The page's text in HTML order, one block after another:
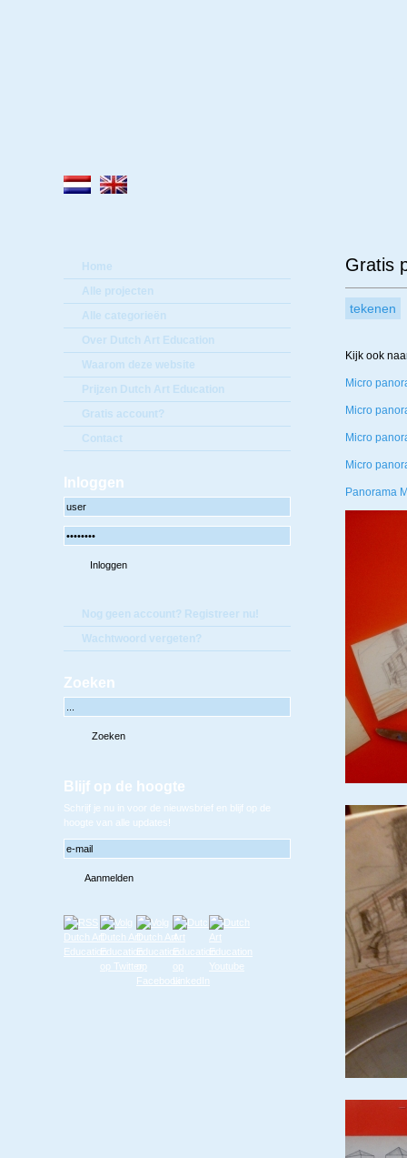
Home
Alle projecten
Alle categorieën
Over Dutch Art Education
Waarom deze website
Prijzen Dutch Art Education
Gratis account?
Contact
Inloggen
Nog geen account? Registreer nu!
Wachtwoord vergeten?
Zoeken
Blijf op de hoogte
Schrijf je nu in voor de nieuwsbrief en blijf op de
hoogte van alle updates!
Gratis
tekenen
Kijk ook
Micro
Micro
Micro
Micro
Panorama